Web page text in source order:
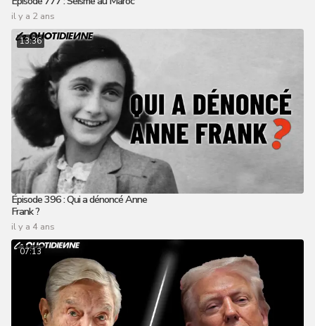
il y a 2 ans
13:36
Épisode 396 : Qui a dénoncé Anne
Frank ?
il y a 4 ans
07:13